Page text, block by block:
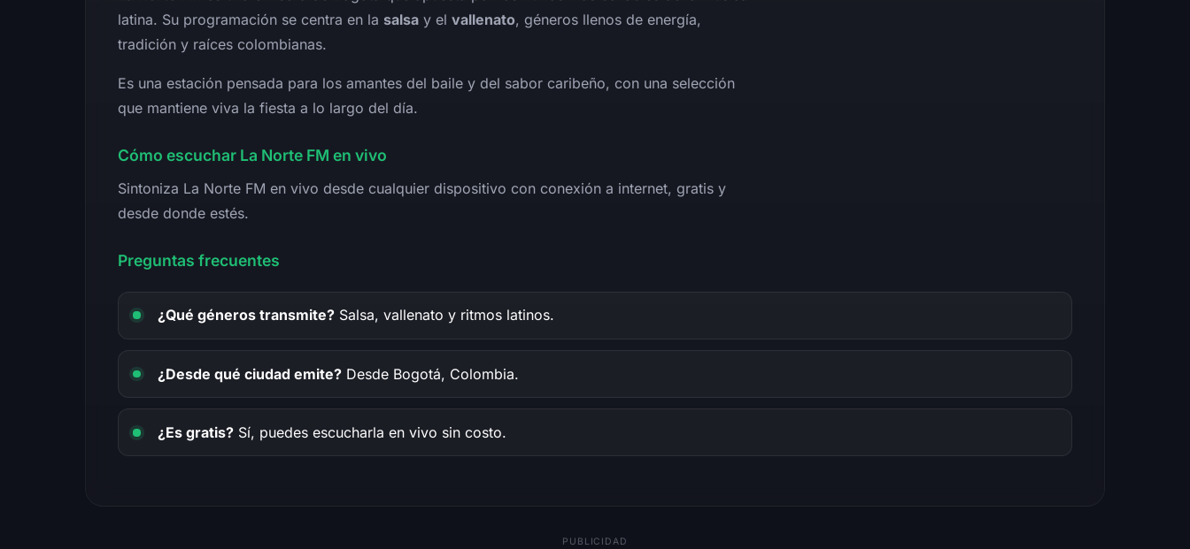
latina. Su programación se centra en la salsa y el vallenato, géneros llenos de energía,
tradición y raíces colombianas.
Es una estación pensada para los amantes del baile y del sabor caribeño, con una selección
que mantiene viva la fiesta a lo largo del día.
Cómo escuchar La Norte FM en vivo
Sintoniza La Norte FM en vivo desde cualquier dispositivo con conexión a internet, gratis y
desde donde estés.
Preguntas frecuentes
¿Qué géneros transmite? Salsa, vallenato y ritmos latinos.
¿Desde qué ciudad emite? Desde Bogotá, Colombia.
¿Es gratis? Sí, puedes escucharla en vivo sin costo.
PUBLICIDAD